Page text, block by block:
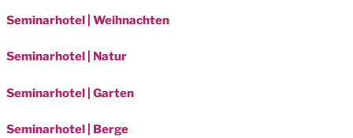
Seminarhotel | Weihnachten
Seminarhotel | Natur
Seminarhotel | Garten
Seminarhotel | Berge